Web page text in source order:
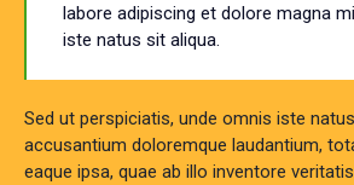
labore adipiscing et dolore magna
iste natus sit aliqua.
Sed ut perspiciatis, unde omnis iste
accusantium doloremque laudantium,
eaque ipsa, quae ab illo inventore